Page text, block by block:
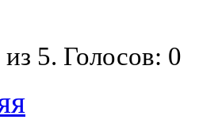
из 5. Голосов: 0